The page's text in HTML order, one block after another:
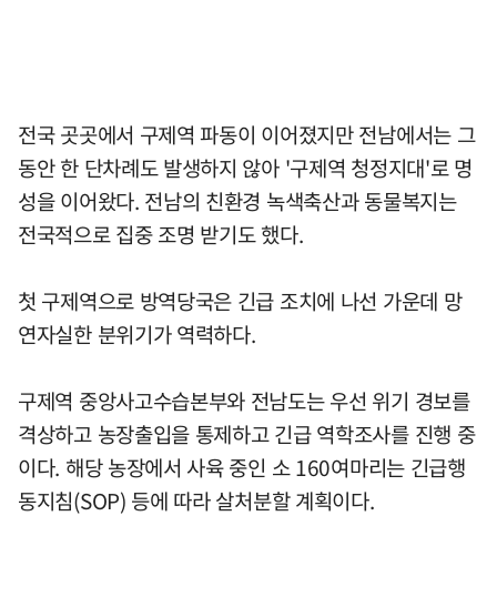
전국 곳곳에서 구제역 파동이 이어졌지만 전남에서는 그
동안 한 단차례도 발생하지 않아 '구제역 청정지대'로 명
성을 이어왔다. 전남의 친환경 녹색축산과 동물복지는
전국적으로 집중 조명 받기도 했다.
첫 구제역으로 방역당국은 긴급 조치에 나선 가운데 망
연자실한 분위기가 역력하다.
구제역 중앙사고수습본부와 전남도는 우선 위기 경보를
격상하고 농장출입을 통제하고 긴급 역학조사를 진행 중
이다. 해당 농장에서 사육 중인 소 160여마리는 긴급행
동지침(SOP) 등에 따라 살처분할 계획이다.